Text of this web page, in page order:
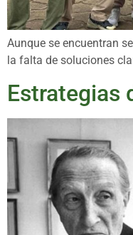
Aunque se encuentran
la falta de soluciones
Estrategias